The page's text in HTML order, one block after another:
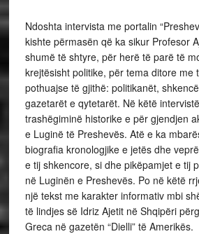
Ndoshta intervista me portalin
kishte përmasën që ka sikur Profesor
shumë të shtyre, për herë të parë të
krejtësisht politike, për tema ditore me
pothuajse të gjithë: politikanët,
gazetarët e qytetarët. Në këtë
trashëgiminë historike e për gjendjen
e Luginë të Preshevës. Atë e ka
biografia kronologjike e jetës dhe
e tij shkencore, si dhe pikëpamjet e tij
në Luginën e Preshevës. Po në këtë
një tekst me karakter informativ mbi
të lindjes së Idriz Ajetit në Shqipëri
Greca në gazetën “Dielli” të Amerikës.